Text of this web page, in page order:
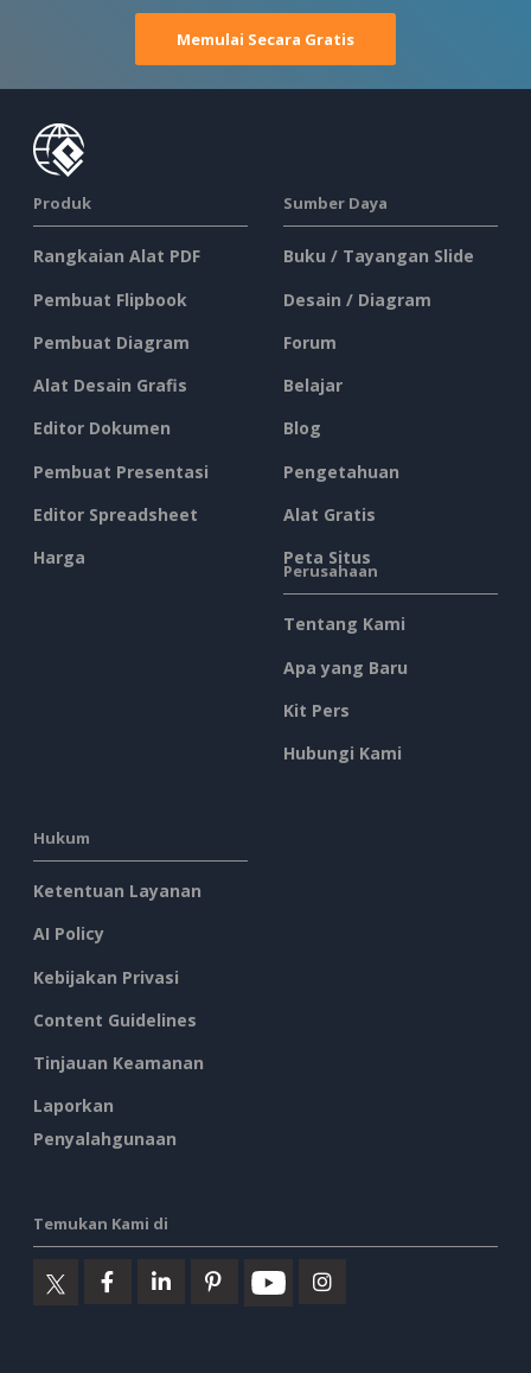
Memulai Secara Gratis
Produk
Rangkaian Alat PDF
Pembuat Flipbook
Pembuat Diagram
Alat Desain Grafis
Editor Dokumen
Pembuat Presentasi
Editor Spreadsheet
Harga
Sumber Daya
Buku / Tayangan Slide
Desain / Diagram
Forum
Belajar
Blog
Pengetahuan
Alat Gratis
Peta Situs
Perusahaan
Tentang Kami
Apa yang Baru
Kit Pers
Hubungi Kami
Hukum
Ketentuan Layanan
AI Policy
Kebijakan Privasi
Content Guidelines
Tinjauan Keamanan
Laporkan
Penyalahgunaan
Temukan Kami di